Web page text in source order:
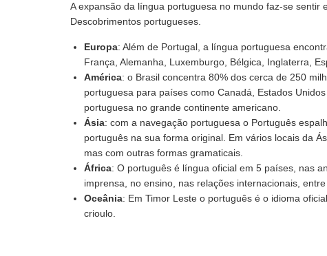
A expansão da língua portuguesa no mundo faz-se sentir
Descobrimentos portugueses.
Europa: Além de Portugal, a língua portuguesa
França, Alemanha, Luxemburgo, Bélgica, Inglaterra,
América: o Brasil concentra 80% dos cerca de 250
portuguesa para países como Canadá, Estados
portuguesa no grande continente americano.
Ásia: com a navegação portuguesa o Português
português na sua forma original. Em vários locais da
mas com outras formas gramaticais.
África: O português é língua oficial em 5 países, nas
imprensa, no ensino, nas relações internacionais, entre
Oceânia: Em Timor Leste o português é o idioma
crioulo.